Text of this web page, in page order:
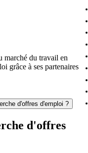
marché du travail en
grâce à ses partenaires
d'offres d'emploi ?
d'offres